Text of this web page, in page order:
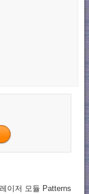
이저 모듈 Patterns